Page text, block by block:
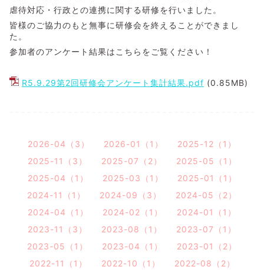
虐待対応・行政との連携に関する研修を行いました。
皆様のご協力のもと無事に研修会を終えることができまし
た。
参加者のアンケート結果はこちらをご覧ください！
R5.9.29第2回研修会アンケート集計結果.pdf (0.85MB)
2026-04（3） 2026-01（1）
2025-12（1）
2025-11（3）
2025-07（2）
2025-05（1）
2025-04（1）
2025-03（1）
2025-01（1）
2024-11（1）
2024-09（3）
2024-05（2）
2024-04（1）
2024-02（1）
2024-01（1）
2023-11（3）
2023-08（1）
2023-07（1）
2023-05（1）
2023-04（1）
2023-01（2）
2022-11（1）
2022-10（1）
2022-08（2）